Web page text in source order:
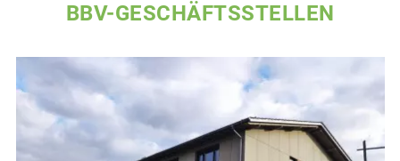
BBV-GESCHÄFTSSTELLEN